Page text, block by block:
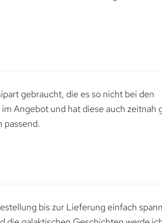
gebraucht, die es so nicht bei den
Angebot und hat diese auch zeitnah
passend.
bis zur Lieferung einfach